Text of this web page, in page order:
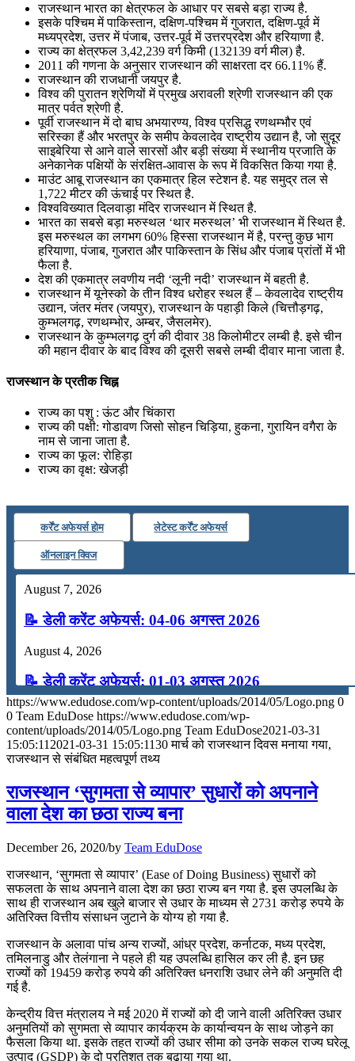
📝 डेली करेंट अफेयर्स: 16-18 जुलाई 2026
राजस्थान भारत का क्षेत्रफल के आधार पर सबसे बड़ा राज्य है.
इसके पश्चिम में पाकिस्तान, दक्षिण-पश्चिम में गुजरात, दक्षिण-पूर्व में
मध्यप्रदेश, उत्तर में पंजाब, उत्तर-पूर्व में उत्तरप्रदेश और हरियाणा है.
राज्य का क्षेत्रफल 3,42,239 वर्ग किमी (132139 वर्ग मील) है.
2011 की गणना के अनुसार राजस्थान की साक्षरता दर 66.11% हैं.
राजस्थान की राजधानी जयपुर है.
विश्व की पुरातन श्रेणियों में प्रमुख अरावली श्रेणी राजस्थान की एक
मात्र पर्वत श्रेणी है.
पूर्वी राजस्थान में दो बाघ अभयारण्य, विश्व प्रसिद्ध रणथम्भौर एवं
सरिस्का हैं और भरतपुर के समीप केवलादेव राष्ट्रीय उद्यान है, जो सुदूर
साइबेरिया से आने वाले सारसों और बड़ी संख्या में स्थानीय प्रजाति के
अनेकानेक पक्षियों के संरक्षित-आवास के रूप में विकसित किया गया है.
माउंट आबू राजस्थान का एकमात्र हिल स्टेशन है. यह समुद्र तल से
1,722 मीटर की ऊंचाई पर स्थित है.
विश्वविख्यात दिलवाड़ा मंदिर राजस्थान में स्थित है.
भारत का सबसे बड़ा मरुस्थल ‘थार मरुस्थल’ भी राजस्थान में स्थित है.
इस मरुस्थल का लगभग 60% हिस्सा राजस्थान में है, परन्तु कुछ भाग
हरियाणा, पंजाब, गुजरात और पाकिस्तान के सिंध और पंजाब प्रांतों में भी
फैला है.
देश की एकमात्र लवणीय नदी ‘लूनी नदी’ राजस्थान में बहती है.
राजस्थान में यूनेस्को के तीन विश्व धरोहर स्थल हैं – केवलादेव राष्ट्रीय
उद्यान, जंतर मंतर (जयपुर), राजस्थान के पहाड़ी किले (चित्तौड़गढ़,
कुम्भलगढ़, रणथम्भोर, अम्बर, जैसलमेर).
राजस्थान के कुम्भलगढ़ दुर्ग की दीवार 38 किलोमीटर लम्बी है. इसे चीन
की महान दीवार के बाद विश्व की दूसरी सबसे लम्बी दीवार माना जाता है.
राजस्थान के प्रतीक चिह्न
राज्य का पशु : ऊंट और चिंकारा
राज्य की पक्षी: गोडावण जिसो सोहन चिड़िया, हुकना, गुरायिन वगैरा के
नाम से जाना जाता है.
राज्य का फूल: रोहिड़ा
राज्य का वृक्ष: खेजड़ी
कर्रेंट अफेयर्स होम लेटेस्ट कर्रेंट अफेयर्स
ऑनलाइन क्विज
August 7, 2026
📝 डेली करेंट अफेयर्स: 04-06 अगस्त 2026
August 4, 2026
📝 डेली करेंट अफेयर्स: 01-03 अगस्त 2026
July 31, 2026
📝 डेली करेंट अफेयर्स: 28-31 जुलाई 2026
📝 डेली करेंट अफेयर्स: 25-27 जुलाई 2026
📝 डेली करेंट अफेयर्स: 22-24 जुलाई 2026
July 22, 2026
📝 डेली करेंट अफेयर्स: 19-21 जुलाई 2026
July 19, 2026
📝 डेली करेंट अफेयर्स: 16-18 जुलाई 2026
https://www.edudose.com/wp-content/uploads/2014/05/Logo.png 0
0 Team EduDose https://www.edudose.com/wp-
content/uploads/2014/05/Logo.png Team EduDose2021-03-31
15:05:11 2021-03-31 15:05:1130 मार्च को राजस्थान दिवस मनाया गया,
राजस्थान से संबंधित महत्वपूर्ण तथ्य
राजस्थान ‘सुगमता से व्यापार’ सुधारों को अपनाने
वाला देश का छठा राज्‍य बना
December 26, 2020/by Team EduDose
राजस्थान, ‘सुगमता से व्यापार’ (Ease of Doing Business) सुधारों को
सफलता के साथ अपनाने वाला देश का छठा राज्‍य बन गया है. इस उपलब्धि के
साथ ही राजस्थान अब खुले बाजार से उधार के माध्यम से 2731 करोड़ रुपये के
अतिरिक्त वित्तीय संसाधन जुटाने के योग्य हो गया है.
राजस्थान के अलावा पांच अन्य राज्यों, आंध्र प्रदेश, कर्नाटक, मध्य प्रदेश,
तमिलनाडु और तेलंगाना ने पहले ही यह उपलब्धि हासिल कर ली है. इन छह
राज्यों को 19459 करोड़ रुपये की अतिरिक्त धनराशि उधार लेने की अनुमति दी
गई है.
केन्द्रीय वित्त मंत्रालय ने मई 2020 में राज्यों को दी जाने वाली अतिरिक्त उधार
अनुमतियों को सुगमता से व्‍यापार कार्यक्रम के कार्यान्‍वयन के साथ जोड़ने का
फैसला किया था. इसके तहत राज्यों की उधार सीमा को उनके सकल राज्य घरेलू
उत्पाद (GSDP) के दो प्रतिशत तक बढ़ाया गया था.